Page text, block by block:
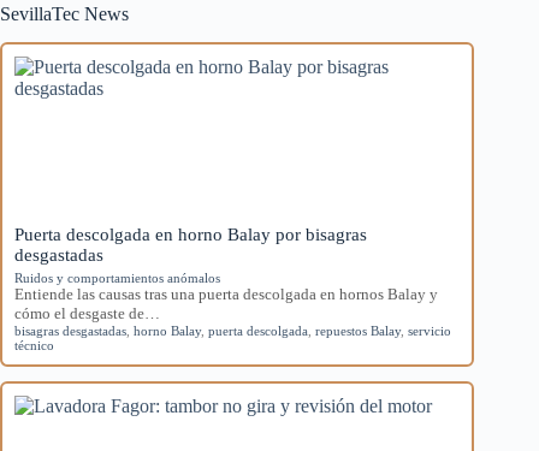
SevillaTec News
Puerta descolgada en horno Balay por bisagras
desgastadas
Ruidos y comportamientos anómalos
Entiende las causas tras una puerta descolgada en hornos Balay y
cómo el desgaste de…
bisagras desgastadas horno Balay, puerta descolgada repuestos Balay, servicio
técnico